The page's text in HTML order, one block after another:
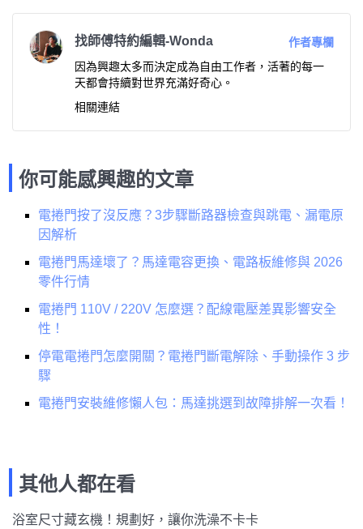
找師傅特約編輯-Wonda
作者專欄
因為興趣太多而決定成為自由工作者，活著的每一
天都會持續對世界充滿好奇心。
相關連結
你可能感興趣的文章
電捲門按了沒反應？3步驟斷路器檢查與跳電、漏電原
因解析
電捲門馬達壞了？馬達電容更換、電路板維修與 2026
零件行情
電捲門 110V / 220V 怎麼選？配線電壓差異影響安全
性！
停電電捲門怎麼開關？電捲門斷電解除、手動操作 3 步
驟
電捲門安裝維修懶人包：馬達挑選到故障排解一次看！
其他人都在看
浴室尺寸藏玄機！規劃好，讓你洗澡不卡卡